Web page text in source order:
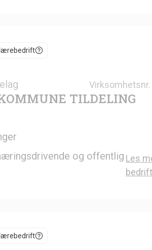
lærebedrift
Virksomhetsnr.
TILDELING
og offentlig Les
lærebedrift